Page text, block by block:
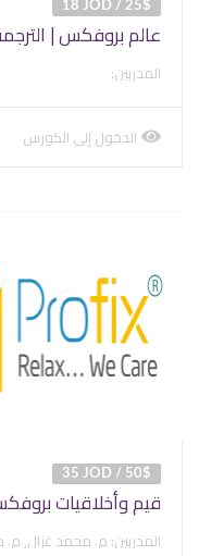
18 JOD / 25$
عالم بروفكس |
المدربين:
view
course
الدخول إلى الكورس
35 JOD / 50$
قيم وأخلاقيات
المدربين: م. محمد غزال, م.